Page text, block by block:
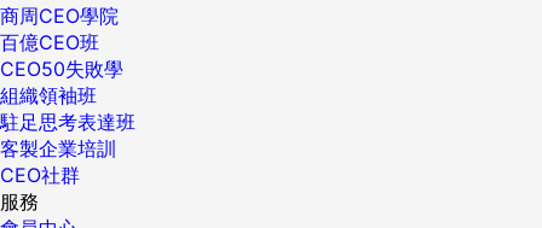
商周CEO學院
百億CEO班
CEO50失敗學
組織領袖班
駐足思考表達班
客製企業培訓
CEO社群
服務